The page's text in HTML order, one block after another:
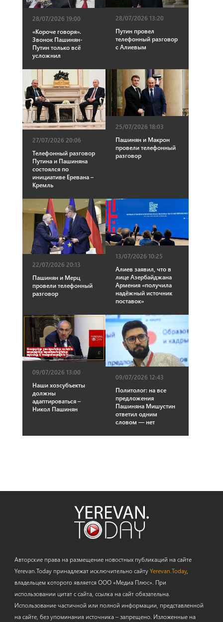
28/07/2026 19:00
«Короче говоря».
Звонок Пашинян-
Путин только всё
усложнил
28/07/2026 13:20
Путин провел
телефонный разговор
с Алиевым
27/07/2026 20:06
Телефонный разговор
Путина и Пашиняна
состоялся по
инициативе Еревана –
Кремль
25/07/2026 18:03
Пашинян и Макрон
провели телефонный
разговор
22/07/2026 20:13
Пашинян и Мерц
провели телефонный
разговор
13/07/2026 10:25
Алиев заявил, что в
лице Азербайджана
Армения «получила
надёжный источник
поставок»
09/07/2026 13:00
Наши хозсубъекты
должны
адаптироваться –
Никол Пашинян
09/07/2026 12:43
Политолог: на все
предложения
Пашиняна Мишустин
ответил одним
словом — нет
Авторские права на размещение новостных публикаций на сайте
Yerevan.Today принадлежат исключительно сайтуYerevan.Today,
владельцем которого является ООО «Медиа Плюс». При
использовании цитат с сайта, ссылка на сайт обязательна.
Использование частичной или полной информации, представленной
на сайте, без упоминания источника – запрещено. Изложенные на